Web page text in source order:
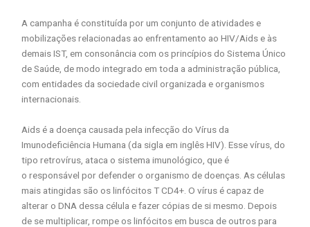
A campanha é constituída por um conjunto de atividades e
mobilizações relacionadas ao enfrentamento ao HIV/Aids e às
demais IST, em consonância com os princípios do Sistema Único
de Saúde, de modo integrado em toda a administração pública,
com entidades da sociedade civil organizada e organismos
internacionais.
Aids é a doença causada pela infecção do Vírus da
Imunodeficiência Humana (da sigla em inglês HIV). Esse vírus, do
tipo retrovírus, ataca o sistema imunológico, que é
o responsável por defender o organismo de doenças. As células
mais atingidas são os linfócitos T CD4+. O vírus é capaz de
alterar o DNA dessa célula e fazer cópias de si mesmo. Depois
de se multiplicar, rompe os linfócitos em busca de outros para